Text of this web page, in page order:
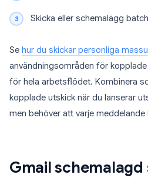
Skicka eller schemalägg
Se hur du skickar personliga
användningsområden för
för hela arbetsflödet. Kombinera
kopplade utskick när du lanserar
men behöver att varje meddelande
Gmail schemalagd